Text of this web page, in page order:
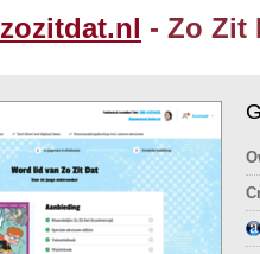
zozitdat.nl - Zo Zit